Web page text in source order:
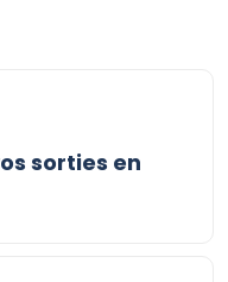
sorties en